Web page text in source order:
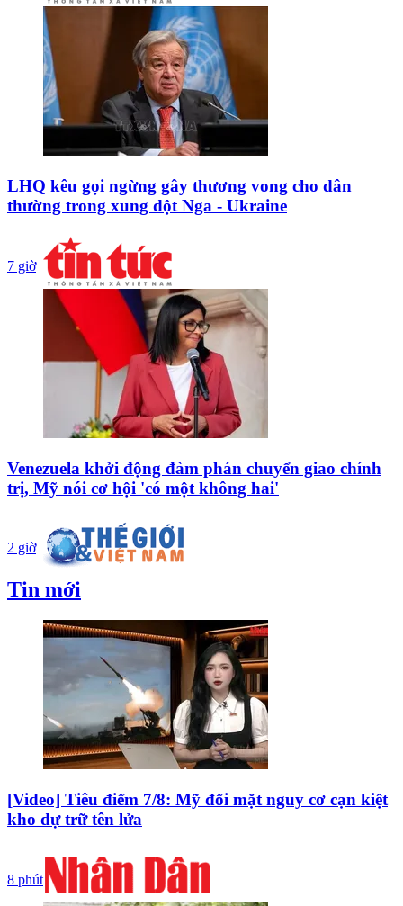
LHQ kêu gọi ngừng gây thương vong cho dân
thường trong xung đột Nga - Ukraine
7 giờ
Venezuela khởi động đàm phán chuyển giao chính
trị, Mỹ nói cơ hội 'có một không hai'
2 giờ
Tin mới
[Video] Tiêu điểm 7/8: Mỹ đối mặt nguy cơ cạn kiệt
kho dự trữ tên lửa
8 phút